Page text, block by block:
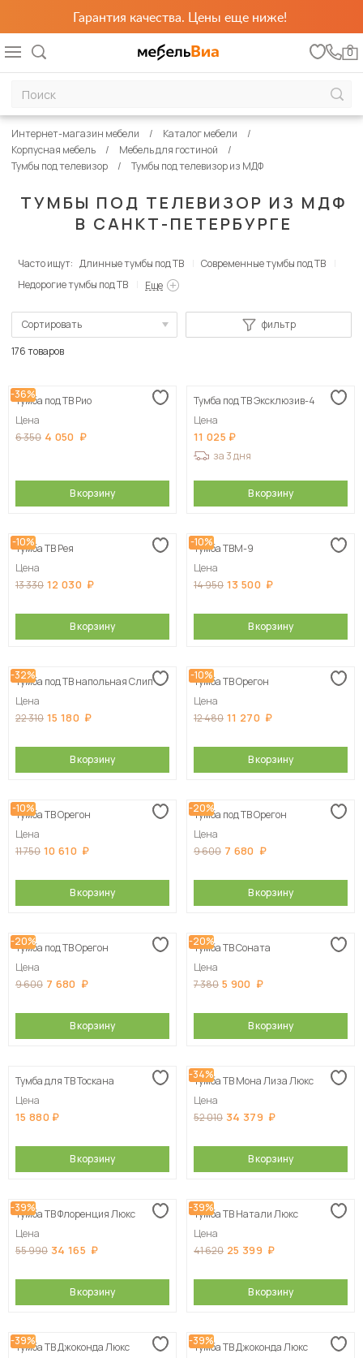
Гарантия качества. Цены еще ниже!
0
ТУМБЫ ПОД ТЕЛЕВИЗОР ИЗ МДФ
В САНКТ-ПЕТЕРБУРГЕ
Интернет-магазин мебели
Каталог мебели
Корпусная мебель
Мебель для гостиной
Тумбы под телевизор
Тумбы под телевизор из МДФ
Часто ищут: Длинные тумбы под ТВ
Современные тумбы под ТВ
Недорогие тумбы под ТВ
Еще
Сортировать
Сначала дорогие
фильтр
176 товаров
-36%
Тумба под ТВ Рио
Цена
6 350 4 050
В корзину
Тумба под ТВ Эксклюзив-4
Цена
11 025
за 3 дня
В корзину
-10%
Тумба ТВ Рея
Цена
13 330 12 030
В корзину
-10%
Тумба ТВМ-9
Цена
14 950 13 500
В корзину
-32%
Тумба под ТВ напольная Слип
Цена
22 310 15 180
В корзину
-10%
Тумба ТВ Орегон
Цена
12 480 11 270
В корзину
-10%
Тумба ТВ Орегон
Цена
11 750 10 610
В корзину
-20%
Тумба под ТВ Орегон
Цена
9 600 7 680
В корзину
-20%
Тумба под ТВ Орегон
Цена
9 600 7 680
В корзину
-20%
Тумба ТВ Соната
Цена
7 380 5 900
В корзину
Тумба для ТВ Тоскана
Цена
15 880
В корзину
-34%
Тумба ТВ Мона Лиза Люкс
Цена
52 010 34 379
В корзину
-39%
Тумба ТВ Флоренция Люкс
Цена
55 990 34 165
В корзину
-39%
Тумба ТВ Натали Люкс
Цена
41 620 25 399
В корзину
-39%
Тумба ТВ Джоконда Люкс
-39%
Тумба ТВ Джоконда Люкс